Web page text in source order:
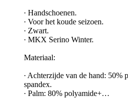
∙ Handschoenen.
∙ Voor het koude seizoen.
∙ Zwart.
∙ MKX Serino Winter.
Materiaal:
∙ Achterzijde van de hand: 50%
spandex.
∙ Palm: 80% polyamide+…